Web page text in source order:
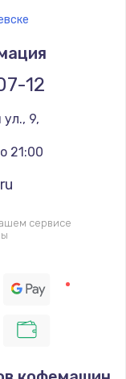
12
9,
21:00
сервисе